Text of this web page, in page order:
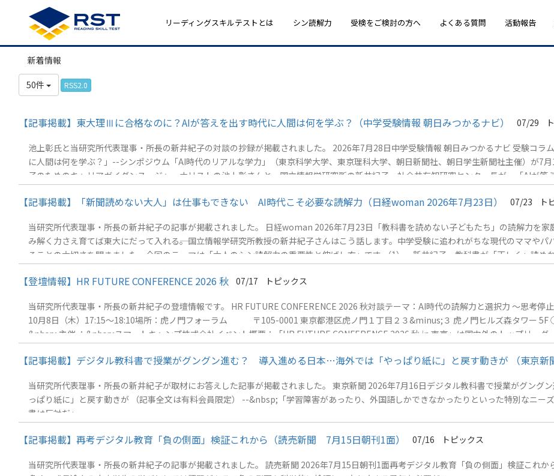
リーディングスキルテストとは シン読解力 受検をご検討の方へ よくある質問 活動報告
新着情報
50件 RSS2.0
【記事掲載】東大理Ⅲに合格なのに？AIが答えを出す時代に人間は何を学ぶ？（中学受験情報 朝日みつかるナビ） 07/29
池上彰氏と当研究所代表理事・所長の新井紀子の対談の抄録が掲載されました。 2026年7月28日中学受験情報 朝日みつかるナビ 受験コラム「東大理Ⅲに合格なのに？AIが答えを出す時代
に人間は何を学ぶ？」--シンポジウム「AI時代のリアルな学力」（東京科学大学、東京理科大学、朝日新聞社、朝日学生新聞社主催）が7
子のためのキャリアガイダンス。ジャーナリストの池上彰さんと、国立情報学研究所の新井紀子・社会共有知研究センター長が、「AIが答
【記事掲載】「新聞読めない大人」は仕事もできない AI時代こそ必要な読解力（日経woman 2026年7月23日） 07/23 ト
当研究所代表理事・所長の新井紀子の記事が掲載されました。 日経woman 2026年7月23日「教科書を読めない子どもたち」の読解力を
み解く力さえ育てば東大にだって入れる――。国立情報学研究所教授の新井紀子さんはこう話します。中学受験に追われがちな現代のママや
ることの大切さを聞きました。今回のテーマは「大人のシン読解力の重要性と伸ばし方」です （1） 新井紀子 教科書が「正しく」読め
そ必要な読解力 *今回の掲載 ＊全文表示は有料会員限定
【登壇情報】HR FUTURE CONFERENCE 2026 秋 07/17 トピックス
当研究所代表理事・所長の新井紀子の登壇情報です。 HR FUTURE CONFERENCE 2026 秋対談テーマ：AI時代の読解力と選択力 ～思考停
10月8日（木）17:15～18:10場所：虎ノ門フォーラム 〒105-0001 東京都港区虎ノ門１丁目２３&minus;３ 虎ノ門ヒルズ森タワー 5F
&nbsp; 主催 ：&nbsp;スマートキャンプ株式会社イベント概要：「HR FUTURE CONFERENCE 2026 秋 in 東京」は国内外のトップリーダーによるセッション、出展企業によるセミナー、
属し、人事に関連する業務をしている方 &nbsp; &nbsp; &nbsp;
【記事掲載】デジタル教科書で授業がグングン進む？ 導入進める日本…海外では「やっぱり紙に」と戻す動きが （東京新
当研究所代表理事・所長の新井紀子が取材にお答えした記事が掲載されました。 東京新聞 2026年7月16日デジタル教科書で授業がグン
っぱり紙に」と戻す動きが （記事全文は有料会員限定） --&nbsp;「学習障害があったり、外国語しかできなかったりといった特別なニーズがある子どもを除き、小中学生のデジタル教科
書は反対だ」
【記事掲載】再考デジタル教育「負の側面」検証これから（読売新聞 7月15日朝刊1面） 07/16 トピックス
当研究所代表理事・所長の新井紀子の記事が掲載されました。 読売新聞 2026年7月15日朝刊1面再考デジタル教育「負の側面」検証これ